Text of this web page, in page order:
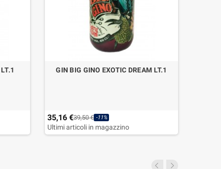
GIN BIG GINO EXOTIC DREAM LT.1
35,16 €39,50 € -11%
Ultimi articoli in magazzino